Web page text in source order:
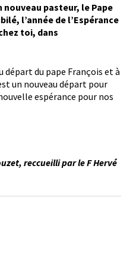
pasteur, le Pape
l’année de l’Espérance
toi, dans
départ du pape François et à
un nouveau départ pour
espérance pour nos
reccueilli par le F Hervé